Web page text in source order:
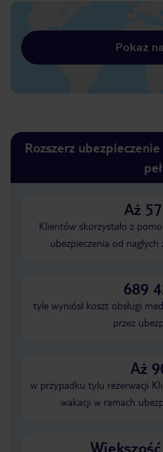
Pokaż
Rozszerz
Aż
Klientów skorzystało z
ubezpieczenia od
689
tyle wyniósł koszt obsługi
przez
Aż
w przypadku tylu rezerwacji
wakacji w ramach